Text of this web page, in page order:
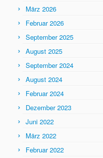
März 2026
Februar 2026
September 2025
August 2025
September 2024
August 2024
Februar 2024
Dezember 2023
Juni 2022
März 2022
Februar 2022